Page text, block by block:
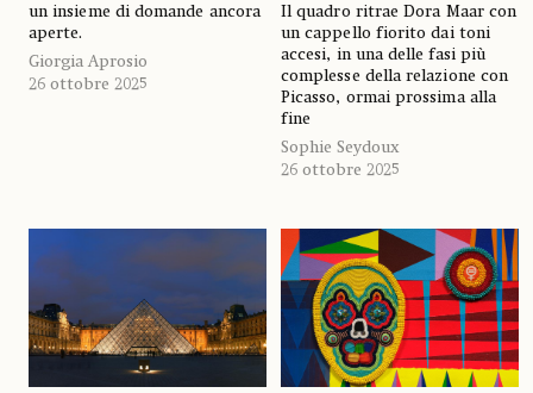
un insieme di domande ancora
aperte.
Giorgia Aprosio
26 ottobre 2025
Il quadro ritrae Dora Maar con
un cappello fiorito dai toni
accesi, in una delle fasi più
complesse della relazione con
Picasso, ormai prossima alla
fine
Sophie Seydoux
26 ottobre 2025